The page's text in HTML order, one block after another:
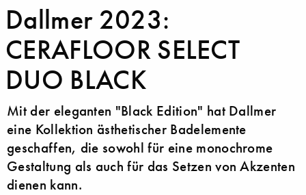
Dallmer 2023:
CERAFLOOR SELECT
DUO BLACK
Mit der eleganten "Black Edition" hat Dallmer
eine Kollektion ästhetischer Badelemente
geschaffen, die sowohl für eine monochrome
Gestaltung als auch für das Setzen von Akzenten
dienen kann.